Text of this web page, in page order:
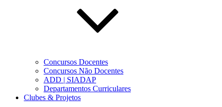
Concursos Docentes
Concursos Não Docentes
ADD | SIADAP
Departamentos Curriculares
Clubes & Projetos